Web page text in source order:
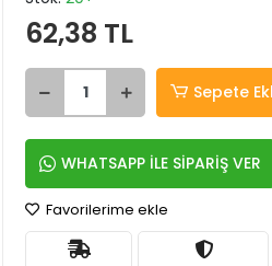
62,38 TL
Sepete
WHATSAPP İLE SİPARİŞ VER
Favorilerime ekle